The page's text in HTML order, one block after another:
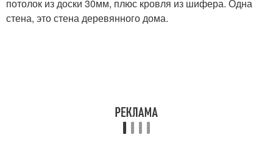
потолок из доски 30мм, плюс кровля из шифера. Одна
стена, это стена деревянного дома.